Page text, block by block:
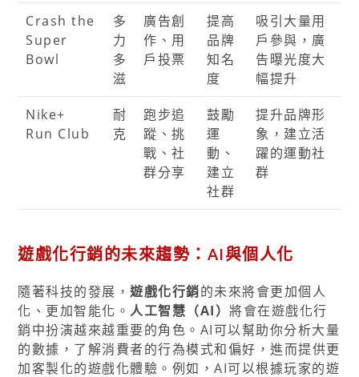
Crash the
Super
Bowl
多
力
多
滋
廣告創
作、用
戶投票
提高
品牌
知名
度
吸引大量用
戶參與，廣
告曝光度大
幅提升
Nike+
Run Club
耐
克
跑步追
蹤、挑
戰、社
群分享
鼓勵
運
動、
建立
社群
提升品牌形
象，建立活
躍的運動社
群
遊戲化行銷的未來趨勢：AI與個人化
隨著科技的發展，遊戲化行銷的未來將會更加個人
化、更加智能化。人工智慧（AI）將會在遊戲化行
銷中扮演越來越重要的角色。AI可以幫助你分析大量
的數據，了解消費者的行為模式和偏好，進而提供更
加客製化的遊戲化體驗。例如，AI可以根據玩家的遊